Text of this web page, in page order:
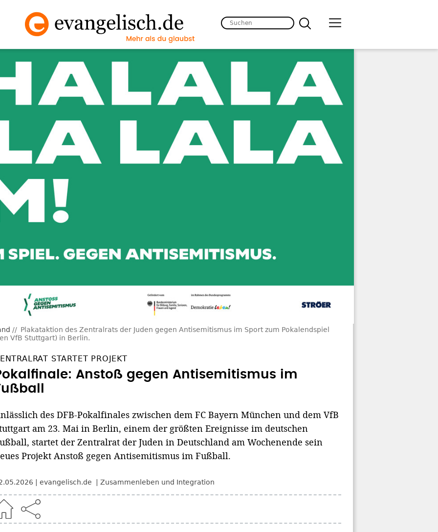
Plakataktion des Zentralrats der Juden gegen Antisemitismus im Sport zum Pokalendspiel
VfB Stuttgart) in Berlin.
STARTET PROJEKT
Anstoß gegen Antisemitismus im
des DFB-Pokalfinales zwischen dem FC Bayern München und dem VfB
am 23. Mai in Berlin, einem der größten Ereignisse im deutschen
startet der Zentralrat der Juden in Deutschland am Wochenende sein
Projekt Anstoß gegen Antisemitismus im Fußball.
evangelisch.de Zusammenleben und Integration